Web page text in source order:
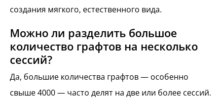
создания мягкого, естественного вида.
Можно ли разделить большое
количество графтов на несколько
сессий?
Да, большие количества графтов — особенно
свыше 4000 — часто делят на две или более сессий.